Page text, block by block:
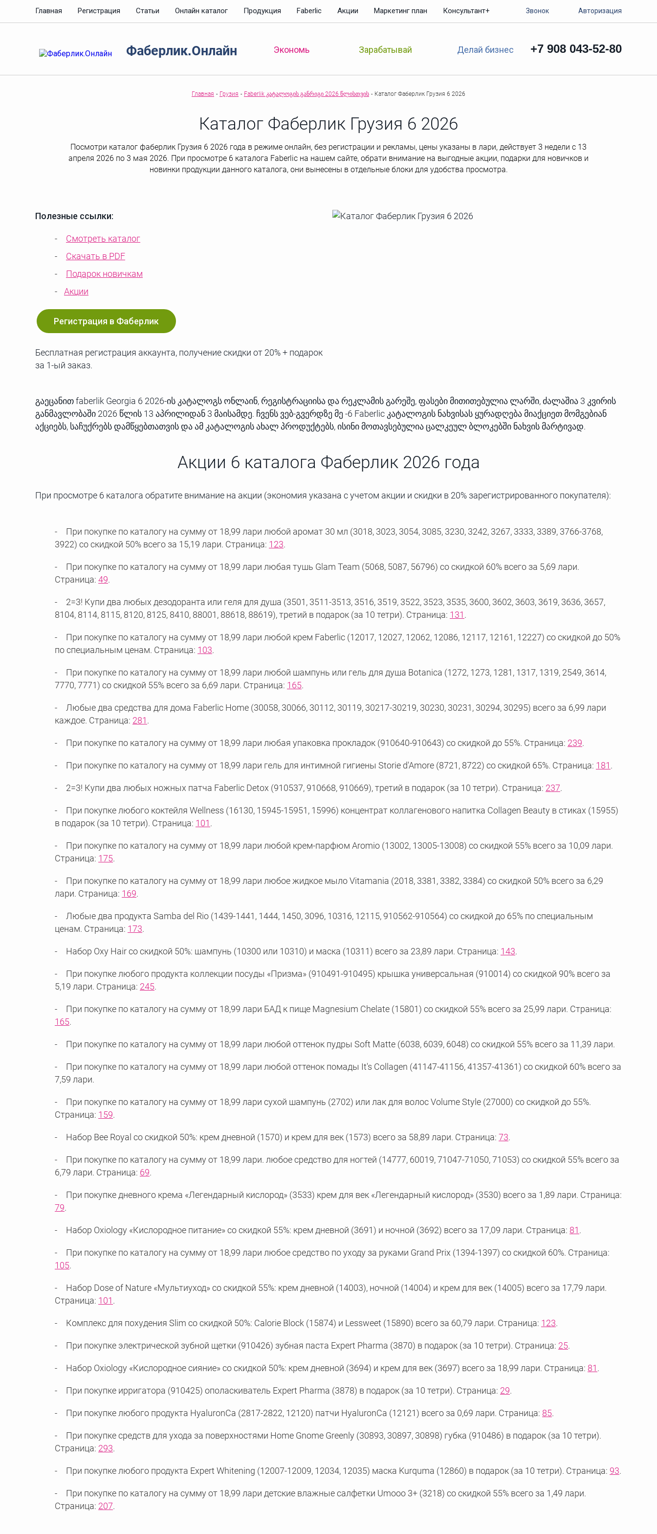
Главная Регистрация Статьи Онлайн каталог Продукция Faberlic Акции Маркетинг план Консультант+ Звонок Авторизация
Фаберлик.Онлайн Экономь Зарабатывай Делай бизнес +7 908 043-52-80
Главная - Грузия - Faberlik კატალოგის განრიგი 2026 წლისთვის - Каталог Фаберлик Грузия 6 2026
Каталог Фаберлик Грузия 6 2026
Посмотри каталог фаберлик Грузия 6 2026 года в режиме онлайн, без регистрации и рекламы, цены указаны в лари, действует 3 недели с 13
апреля 2026 по 3 мая 2026. При просмотре 6 каталога Faberlic на нашем сайте, обрати внимание на выгодные акции, подарки для новичков и
новинки продукции данного каталога, они вынесены в отдельные блоки для удобства просмотра.
Полезные ссылки:
Смотреть каталог
Скачать в PDF
Подарок новичкам
Акции
Регистрация в Фаберлик
Бесплатная регистрация аккаунта, получение скидки от 20% + подарок
за 1-ый заказ.
გაეცანით faberlik Georgia 6 2026-ის კატალოგს ონლაინ, რეგისტრაციისა და რეკლამის გარეშე, ფასები მითითებულია ლარში, ძალაშია 3 კვირის
განმავლობაში 2026 წლის 13 აპრილიდან 3 მაისამდე. ჩვენს ვებ-გვერდზე მე -6 Faberlic კატალოგის ნახვისას ყურადღება მიაქციეთ მომგებიან
აქციებს, საჩუქრებს დამწყებთათვის და ამ კატალოგის ახალ პროდუქტებს, ისინი მოთავსებულია ცალკეულ ბლოკებში ნახვის მარტივად.
Акции 6 каталога Фаберлик 2026 года
При просмотре 6 каталога обратите внимание на акции (экономия указана с учетом акции и скидки в 20% зарегистрированного покупателя):
При покупке по каталогу на сумму от 18,99 лари любой аромат 30 мл (3018, 3023, 3054, 3085, 3230, 3242, 3267, 3333, 3389, 3766-3768,
3922) со скидкой 50% всего за 15,19 лари. Страница: 123.
При покупке по каталогу на сумму от 18,99 лари любая тушь Glam Team (5068, 5087, 56796) со скидкой 60% всего за 5,69 лари.
Страница: 49.
2=3! Купи два любых дезодоранта или геля для душа (3501, 3511-3513, 3516, 3519, 3522, 3523, 3535, 3600, 3602, 3603, 3619, 3636, 3657,
8104, 8114, 8115, 8120, 8125, 8410, 88001, 88618, 88619), третий в подарок (за 10 тетри). Страница: 131 .
При покупке по каталогу на сумму от 18,99 лари любой крем Faberlic (12017, 12027, 12062, 12086, 12117, 12161, 12227) со скидкой до 50%
по специальным ценам. Страница: 103.
При покупке по каталогу на сумму от 18,99 лари любой шампунь или гель для душа Botanica (1272, 1273, 1281, 1317, 1319, 2549, 3614,
7770, 7771) со скидкой 55% всего за 6,69 лари. Страница: 165.
Любые два средства для дома Faberlic Home (30058, 30066, 30112, 30119, 30217-30219, 30230, 30231, 30294, 30295) всего за 6,99 лари
каждое. Страница: 281 .
При покупке по каталогу на сумму от 18,99 лари любая упаковка прокладок (910640-910643) со скидкой до 55%. Страница: 239.
При покупке по каталогу на сумму от 18,99 лари гель для интимной гигиены Storie d'Amore (8721, 8722) со скидкой 65%. Страница: 181 .
2=3! Купи два любых ножных патча Faberlic Detox (910537, 910668, 910669), третий в подарок (за 10 тетри). Страница: 237.
При покупке любого коктейля Wellness (16130, 15945-15951, 15996) концентрат коллагенового напитка Collagen Beauty в стиках (15955)
в подарок (за 10 тетри). Страница: 101 .
При покупке по каталогу на сумму от 18,99 лари любой крем-парфюм Aromio (13002, 13005-13008) со скидкой 55% всего за 10,09 лари.
Страница: 175.
При покупке по каталогу на сумму от 18,99 лари любое жидкое мыло Vitamania (2018, 3381, 3382, 3384) со скидкой 50% всего за 6,29
лари. Страница: 169.
Любые два продукта Samba del Rio (1439-1441, 1444, 1450, 3096, 10316, 12115, 910562-910564) со скидкой до 65% по специальным
ценам. Страница: 173.
Набор Oxy Hair со скидкой 50%: шампунь (10300 или 10310) и маска (10311) всего за 23,89 лари. Страница: 143.
При покупке любого продукта коллекции посуды «Призма» (910491-910495) крышка универсальная (910014) со скидкой 90% всего за
5,19 лари. Страница: 245.
При покупке по каталогу на сумму от 18,99 лари БАД к пище Magnesium Chelate (15801) со скидкой 55% всего за 25,99 лари. Страница:
165.
При покупке по каталогу на сумму от 18,99 лари любой оттенок пудры Soft Matte (6038, 6039, 6048) со скидкой 55% всего за 11,39 лари.
При покупке по каталогу на сумму от 18,99 лари любой оттенок помады It's Collagen (41147-41156, 41357-41361) со скидкой 60% всего за
7,59 лари.
При покупке по каталогу на сумму от 18,99 лари сухой шампунь (2702) или лак для волос Volume Style (27000) со скидкой до 55%.
Страница: 159.
Набор Bee Royal со скидкой 50%: крем дневной (1570) и крем для век (1573) всего за 58,89 лари. Страница: 73.
При покупке по каталогу на сумму от 18,99 лари. любое средство для ногтей (14777, 60019, 71047-71050, 71053) со скидкой 55% всего за
6,79 лари. Страница: 69.
При покупке дневного крема «Легендарный кислород» (3533) крем для век «Легендарный кислород» (3530) всего за 1,89 лари. Страница:
79.
Набор Oxiology «Кислородное питание» со скидкой 55%: крем дневной (3691) и ночной (3692) всего за 17,09 лари. Страница: 81 .
При покупке по каталогу на сумму от 18,99 лари любое средство по уходу за руками Grand Prix (1394-1397) со скидкой 60%. Страница:
105.
Набор Dose of Nature «Мультиуход» со скидкой 55%: крем дневной (14003), ночной (14004) и крем для век (14005) всего за 17,79 лари.
Страница: 101 .
Комплекс для похудения Slim со скидкой 50%: Calorie Block (15874) и Lessweet (15890) всего за 60,79 лари. Страница: 123.
При покупке электрической зубной щетки (910426) зубная паста Expert Pharma (3870) в подарок (за 10 тетри). Страница: 25.
Набор Oxiology «Кислородное сияние» со скидкой 50%: крем дневной (3694) и крем для век (3697) всего за 18,99 лари. Страница: 81 .
При покупке ирригатора (910425) ополаскиватель Expert Pharma (3878) в подарок (за 10 тетри). Страница: 29.
При покупке любого продукта HyaluronCa (2817-2822, 12120) патчи HyaluronCa (12121) всего за 0,69 лари. Страница: 85.
При покупке средств для ухода за поверхностями Home Gnome Greenly (30893, 30897, 30898) губка (910486) в подарок (за 10 тетри).
Страница: 293.
При покупке любого продукта Expert Whitening (12007-12009, 12034, 12035) маска Kurquma (12860) в подарок (за 10 тетри). Страница: 93.
При покупке по каталогу на сумму от 18,99 лари детские влажные салфетки Umooo 3+ (3218) со скидкой 55% всего за 1,49 лари.
Страница: 207.